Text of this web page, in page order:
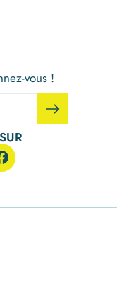
vous !
Nous rejoindre